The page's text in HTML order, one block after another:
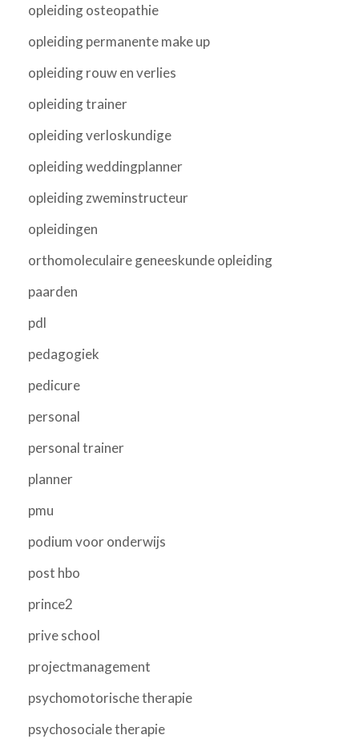
opleiding osteopathie
opleiding permanente make up
opleiding rouw en verlies
opleiding trainer
opleiding verloskundige
opleiding weddingplanner
opleiding zweminstructeur
opleidingen
orthomoleculaire geneeskunde opleiding
paarden
pdl
pedagogiek
pedicure
personal
personal trainer
planner
pmu
podium voor onderwijs
post hbo
prince2
prive school
projectmanagement
psychomotorische therapie
psychosociale therapie